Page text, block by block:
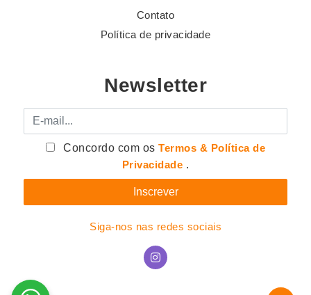
Contato
Política de privacidade
Newsletter
E-mail
Concordo com osTermos & Política de
Privacidade .
Siga-nos nas redes sociais